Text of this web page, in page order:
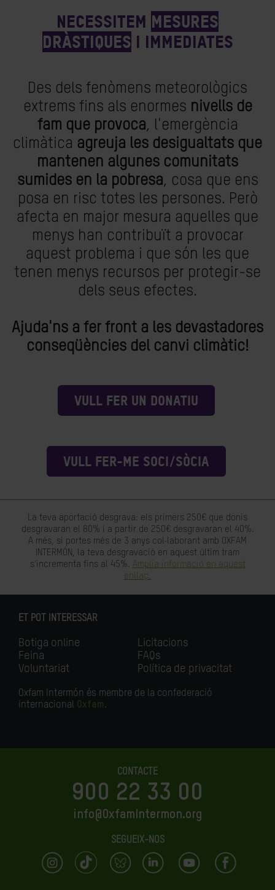
Necessitem mesures
dràstiques i immediates
Des dels fenòmens meteorològics
extrems fins als enormes nivells de
fam que provoca, l'emergència
climàtica agreuja les desigualtats que
mantenen algunes comunitats
sumides en la pobresa, cosa que ens
posa en risc totes les persones. Però
afecta en major mesura aquelles que
menys han contribuït a provocar
aquest problema i que són les que
tenen menys recursos per protegir-se
dels seus efectes.
Ajuda'ns a fer front a les devastadores
conseqüències del canvi climàtic!
VULL FER UN DONATIU
VULL FER-ME SOCI/SÒCIA
La teva aportació desgrava: els primers 250€ que donis
desgravaran el 80% i a partir de 250€ desgravaran el 40%.
A més, si portes més de 3 anys col·laborant amb OXFAM
INTERMÓN, la teva desgravació en aquest últim tram
s'incrementa fins al 45%. Amplia informació en aquest
enllaç.
ET POT INTERESSAR
Botiga online
Feina
Voluntariat
Licitacions
FAQs
Política de privacitat
Oxfam Intermón és membre de la confederació
internacional Oxfam.
CONTACTE
900 22 33 00
info@OxfamIntermon.org
SEGUEIX-NOS